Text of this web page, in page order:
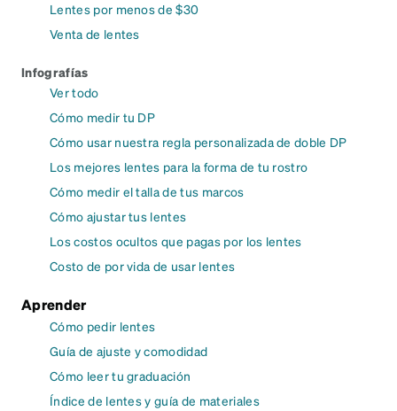
Lentes por menos de $30
Venta de lentes
Infografías
Ver todo
Cómo medir tu DP
Cómo usar nuestra regla personalizada de doble DP
Los mejores lentes para la forma de tu rostro
Cómo medir el talla de tus marcos
Cómo ajustar tus lentes
Los costos ocultos que pagas por los lentes
Costo de por vida de usar lentes
Aprender
Cómo pedir lentes
Guía de ajuste y comodidad
Cómo leer tu graduación
Índice de lentes y guía de materiales